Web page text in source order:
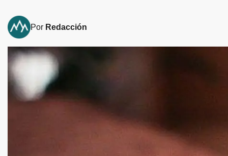
Por Redacción